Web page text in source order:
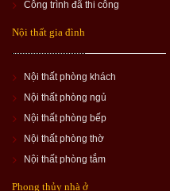
Công trình đã thi công
Nội thất gia đình
Nội thất phòng khách
Nội thất phòng ngủ
Nội thất phòng bếp
Nội thất phòng thờ
Nội thất phòng tắm
Phong thủy nhà ở